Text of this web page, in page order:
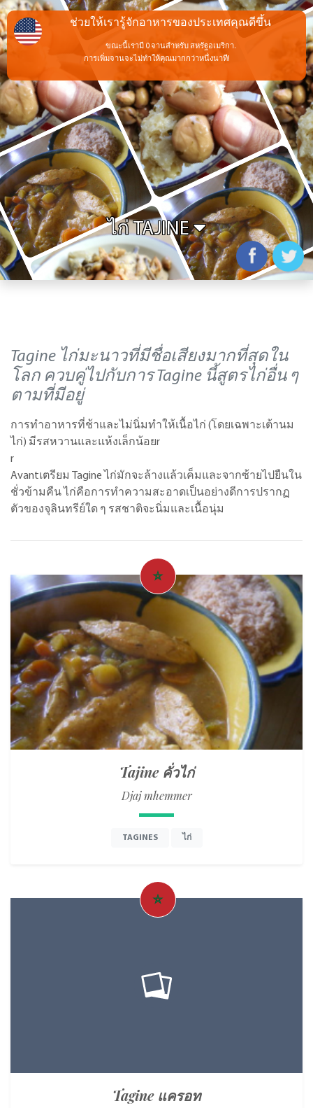
ไก่ TAJINE
Tagine ไก่มะนาวที่มีชื่อเสียงมากที่สุดใน
โลก ควบคู่ไปกับการ Tagine นี้สูตรไก่อื่น ๆ
ตามที่มีอยู่
การทำอาหารที่ช้าและไม่นิ่มทำให้เนื้อไก่ (โดยเฉพาะเต้านม
ไก่) มีรสหวานและแห้งเล็กน้อยr
r
Avantเตรียม Tagine ไก่มักจะล้างแล้วเค็มและจากซ้ายไปยืนใน
ชั่วข้ามคืน ไก่คือการทำความสะอาดเป็นอย่างดีการปรากฏ
ตัวของจุลินทรีย์ใด ๆ รสชาติจะนิ่มและเนื้อนุ่ม
Tajine คั่วไก่
Djaj mhemmer
TAGINES ไก่
Tagine แครอท
ช่วยให้เรารู้จักอาหารของประเทศคุณดีขึ้น
ขณะนี้เรามี 0 จานสำหรับ สหรัฐอเมริกา.
การเพิ่มจานจะไม่ทำให้คุณมากกว่าหนึ่งนาที!